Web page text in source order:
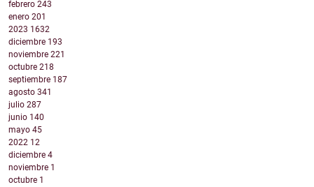
febrero 243
enero 201
2023 1632
diciembre 193
noviembre 221
octubre 218
septiembre 187
agosto 341
julio 287
junio 140
mayo 45
2022 12
diciembre 4
noviembre 1
octubre 1